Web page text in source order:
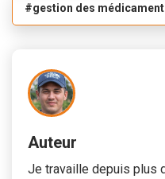
#gestion des
Auteur
Je travaille depuis plus